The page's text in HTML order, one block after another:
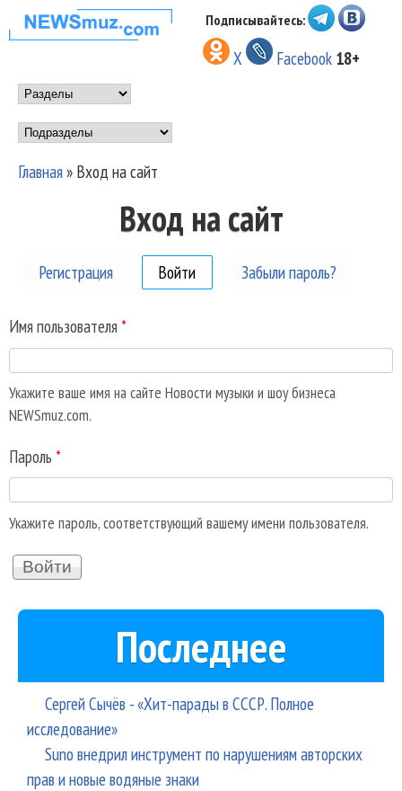
Перейти к основному
содержанию
НОВОСТИ
МУЗЫКИ И
ШОУ БИЗНЕСА
NEWSMUZ.COM
Подписывайтесь:
X Facebook 18+
Main menu
Подразделы
Вы здесь
Главная» Вход на сайт
Вход на сайт
Регистрация Войти (активная вкладка)
Забыли пароль?
Имя пользователя *
Укажите ваше имя на сайте Новости музыки и шоу бизнеса
NEWSmuz.com.
Пароль *
Укажите пароль, соответствующий вашему имени пользователя.
Последнее
Сергей Сычёв - «Хит-парады в СССР. Полное
исследование»
Suno внедрил инструмент по нарушениям авторских
прав и новые водяные знаки